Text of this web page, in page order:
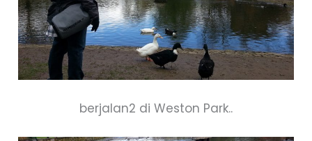
berjalan2 di Weston Park..